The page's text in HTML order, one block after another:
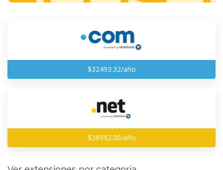
$32493.32/año
$38992.00/año